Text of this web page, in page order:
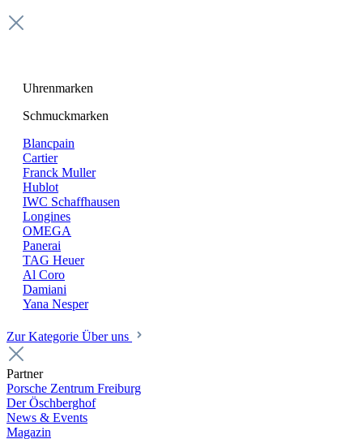
Uhrenmarken
Schmuckmarken
Blancpain
Cartier
Franck Muller
Hublot
IWC Schaffhausen
Longines
OMEGA
Panerai
TAG Heuer
Al Coro
Damiani
Yana Nesper
Zur Kategorie Über uns
Partner
Porsche Zentrum Freiburg
Der Öschberghof
News & Events
Magazin